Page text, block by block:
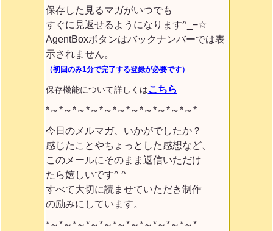
保存した見るマガがいつでも
すぐに見返せるようになります^_−☆
AgentBoxボタンはバックナンバーでは表
示されません。
（初回のみ1分で完了する登録が必要です）
保存機能について詳しくはこちら
*～*～*～*～*～*～*～*～*～*～*～*
今日のメルマガ、いかがでしたか？
感じたことやちょっとした感想など、
このメールにそのまま返信いただけ
たら嬉しいです^ ^
すべて大切に読ませていただき制作
の励みにしています。
*～*～*～*～*～*～*～*～*～*～*～*